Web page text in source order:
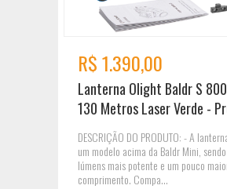
R$ 1.390,00
Lanterna Olight Baldr S
130 Metros Laser Verde -
DESCRIÇÃO DO PRODUTO: - A
um modelo acima da Baldr Mini,
lúmens mais potente e um pouco
comprimento. Compa...